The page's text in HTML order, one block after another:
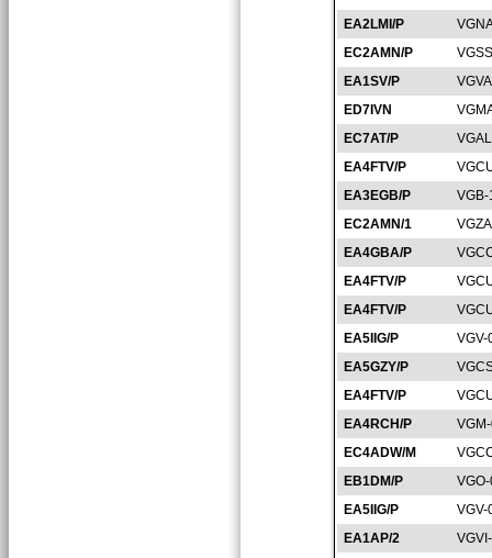
EA2LMI/P
EC2AMN/P
EA1SV/P
ED7IVN
EC7AT/P
EA4FTV/P
EA3EGB/P
EC2AMN/1
EA4GBA/P
EA4FTV/P
EA4FTV/P
EA5IIG/P
VGV-
EA5GZY/P
EA4FTV/P
EA4RCH/P
EC4ADW/M
EB1DM/P
EA5IIG/P
VGV-
EA1AP/2